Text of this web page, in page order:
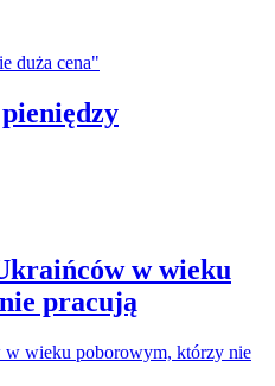
w wieku
pracują